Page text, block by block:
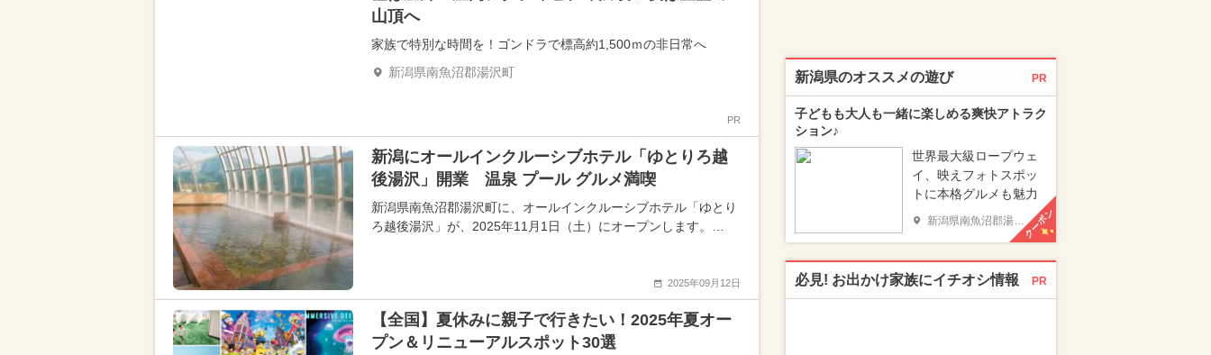
山頂へ
家族で特別な時間を！ゴンドラで標高約1,500ｍの非日常へ
新潟県南魚沼郡湯沢町
PR
新潟にオールインクルーシブホテル「ゆとりろ越
後湯沢」開業 温泉 プール グルメ満喫
新潟県南魚沼郡湯沢町に、オールインクルーシブホテル「ゆとり
ろ越後湯沢」が、2025年11月1日（土）にオープンします。…
2025年09月12日
【全国】夏休みに親子で行きたい！2025年夏オー
プン＆リニューアルスポット30選
新潟県のオススメの遊び PR
子どもも大人も一緒に楽しめる爽快アトラク
ション♪
世界最大級ロープウェ
イ、映えフォトスポッ
トに本格グルメも魅力
新潟県南魚沼郡湯沢町 クーポン
必見! お出かけ家族にイチオシ情報 PR